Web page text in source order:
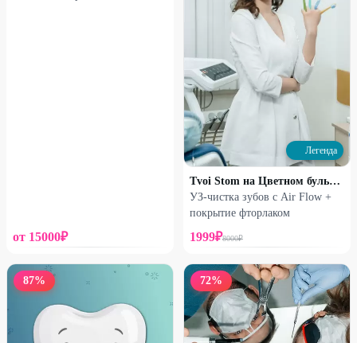
от 15000₽
Легенда
Tvoi Stom на Цветном бульваре
УЗ-чистка зубов с Air Flow +
покрытие фторлаком
1999₽8000₽
87% 72%